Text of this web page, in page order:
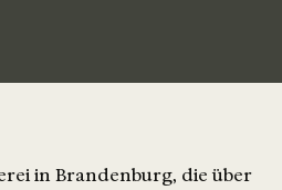
in Brandenburg, die über